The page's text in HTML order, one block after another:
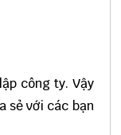
công ty. Vậy
sẻ với các bạn